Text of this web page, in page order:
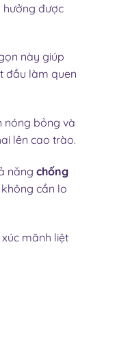
hưởng được
này giúp
đầu làm quen
nóng bỏng và
lên cao trào.
năng chống
cần lo
mãnh liệt